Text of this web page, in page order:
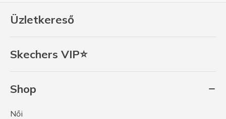
Üzletkereső
Skechers VIP⭐
Shop
Női